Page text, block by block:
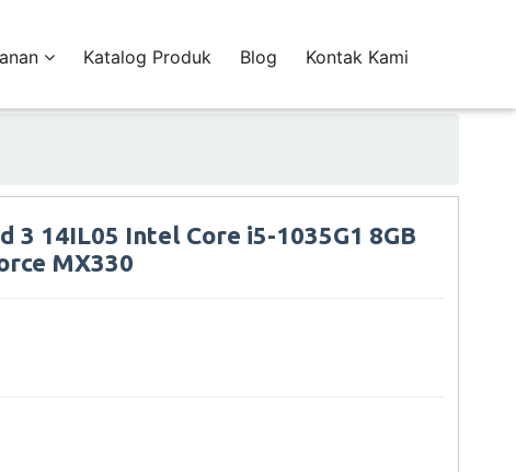
Katalog Produk Blog Kontak Kami
3 14IL05 Intel Core i5-1035G1 8GB
MX330